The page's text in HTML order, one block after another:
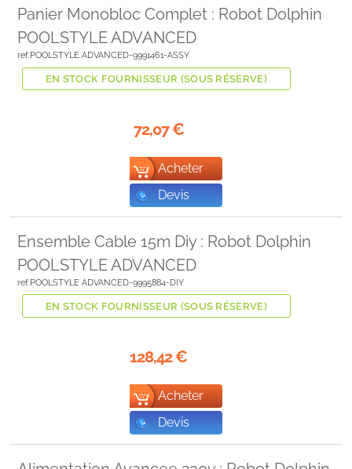
Panier Monobloc Complet : Robot Dolphin
POOLSTYLE ADVANCED
ref:POOLSTYLE ADVANCED-9991461-ASSY
EN STOCK FOURNISSEUR (SOUS RÉSERVE)
72,07€
Acheter
Devis
Ensemble Cable 15m Diy : Robot Dolphin
POOLSTYLE ADVANCED
ref:POOLSTYLE ADVANCED-9995884-DIY
EN STOCK FOURNISSEUR (SOUS RÉSERVE)
128,42€
Acheter
Devis